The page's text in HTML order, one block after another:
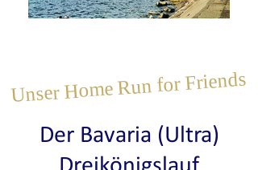
Unser Home Run for Friends
Der Bavaria (Ultra)